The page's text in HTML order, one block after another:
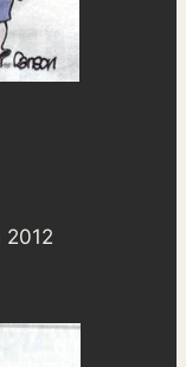
2012